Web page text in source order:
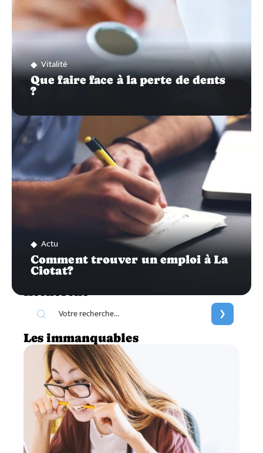
Vitalité
Que faire face à la perte de dents
?
Actu
Comment trouver un emploi à La
Ciotat?
Recherche
Les immanquables